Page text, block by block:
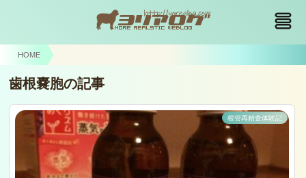
HOME
歯根嚢胞の記事
根管再精査体験記